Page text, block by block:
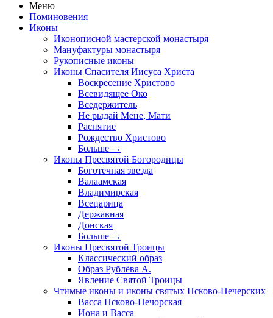
Меню
Поминовения
Иконы
Иконописной мастерской монастыря
Мануфактуры монастыря
Рукописные иконы
Иконы Спасителя Иисуса Христа
Воскресение Христово
Всевидящее Око
Вседержитель
Не рыдай Мене, Мати
Распятие
Рождество Христово
Больше →
Иконы Пресвятой Богородицы
Боготечная звезда
Валаамская
Владимирская
Всецарица
Державная
Донская
Больше →
Иконы Пресвятой Троицы
Классический образ
Образ Рублёва А.
Явление Святой Троицы
Чтимые иконы и иконы святых Псково-Печерских
Васса Псково-Печорская
Иона и Васса